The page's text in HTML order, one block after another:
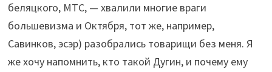
беляцкого, МТС, — хвалили многие враги
большевизма и Октября, тот же, например,
Савинков, эсэр) разобрались товарищи без меня. Я
же хочу напомнить, кто такой Дугин, и почему ему